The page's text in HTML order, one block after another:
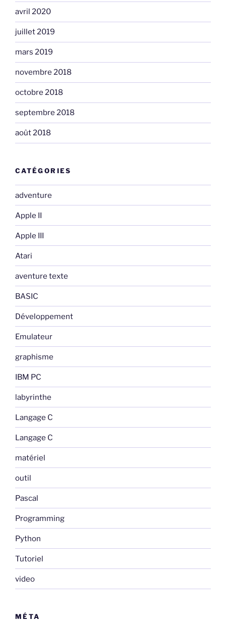
avril 2020
juillet 2019
mars 2019
novembre 2018
octobre 2018
septembre 2018
août 2018
CATÉGORIES
adventure
Apple II
Apple III
Atari
aventure texte
BASIC
Développement
Emulateur
graphisme
IBM PC
labyrinthe
Langage C
Langage C
matériel
outil
Pascal
Programming
Python
Tutoriel
video
MÉTA